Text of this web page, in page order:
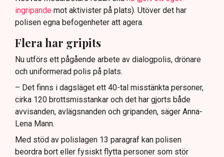
ingripande mot aktivister på plats). Utöver det har
polisen egna befogenheter att agera.
Flera har gripits
Nu utförs ett pågående arbete av dialogpolis, drönare
och uniformerad polis på plats.
– Det finns i dagsläget ett 40-tal misstänkta personer,
cirka 120 brottsmisstankar och det har gjorts både
avvisanden, avlägsnanden och gripanden, säger Anna-
Lena Mann.
Med stöd av polislagen 13 paragraf kan polisen
beordra bort eller fysiskt flytta personer som stör